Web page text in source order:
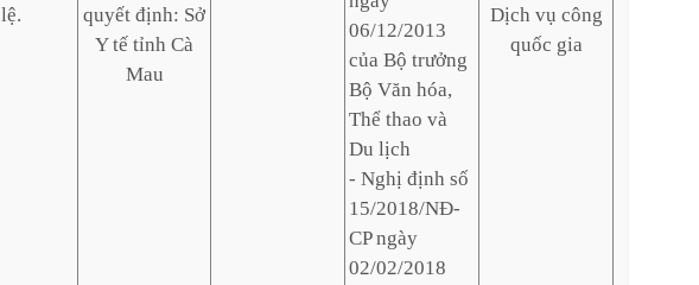
lệ.
quyết định: Sở
Y tế tỉnh Cà
Mau
06/12/2013
của Bộ trưởng
Bộ Văn hóa,
Thể thao và
Du lịch
- Nghị định số
15/2018/NĐ-
CP ngày
02/02/2018
Dịch vụ công
quốc gia